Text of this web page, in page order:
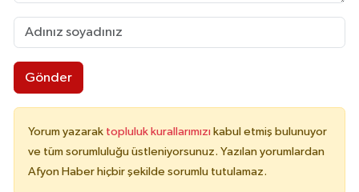
Gönder
Yorum yazarak topluluk kurallarımızı kabul etmiş bulunuyor
ve tüm sorumluluğu üstleniyorsunuz. Yazılan yorumlardan
Afyon Haber hiçbir şekilde sorumlu tutulamaz.